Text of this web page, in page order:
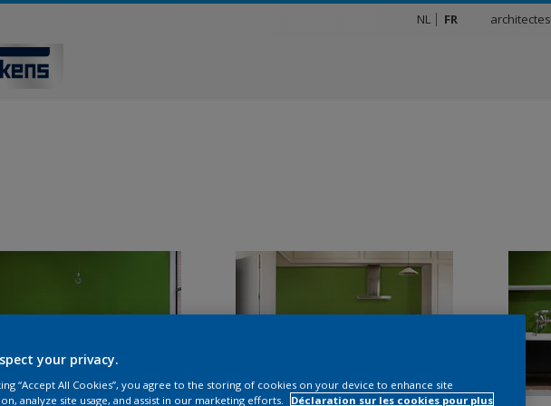
NL FR architectes
your privacy.
“Accept All Cookies”, you agree to the storing of cookies on your device to enhance site
analyze site usage, and assist in our marketing efforts.
Déclaration sur les cookies pour plus